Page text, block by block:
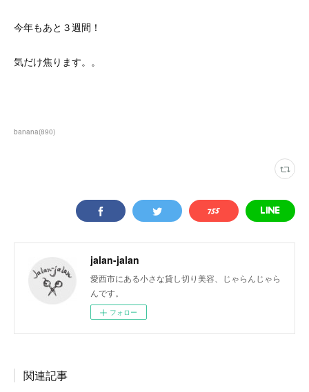
今年もあと３週間！
気だけ焦ります。。
banana(890)
jalan-jalan
愛西市にある小さな貸し切り美容、じゃらんじゃら
んです。
フォロー
関連記事